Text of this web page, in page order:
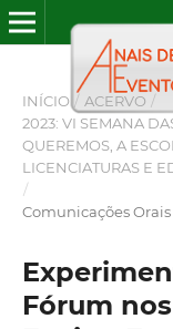
INÍCIO / ACERVO /
2023: VI SEMANA
QUEREMOS, A
LICENCIATURAS E
/
Comunicações Orais
Fórum